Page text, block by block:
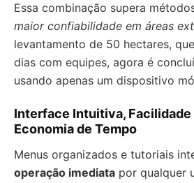
Essa combinação supera
maior confiabilidade em áreas
levantamento de 50 hectares,
dias com equipes, agora é
usando apenas um dispositivo
Interface Intuitiva, Facilidade
Economia de Tempo
Menus organizados e tutoriais
operação imediata por qualquer